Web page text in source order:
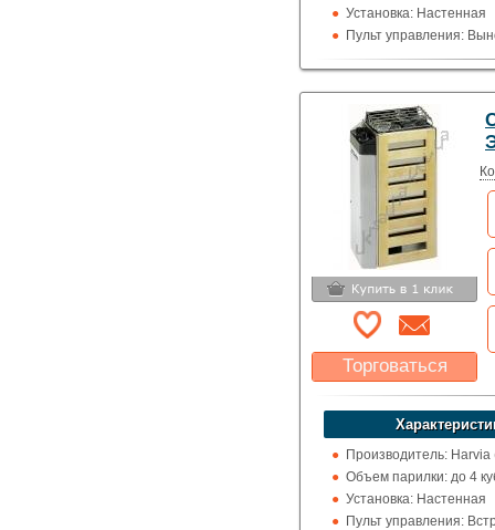
Установка: Настенная
Пульт управления:
100 град.)
Тип кожуха: Классика
Торговаться
Какая цена Вас
устроит?
Указать цену
Производитель:
Объем парилки: до 4
Установка: Настенная
Пульт управления: